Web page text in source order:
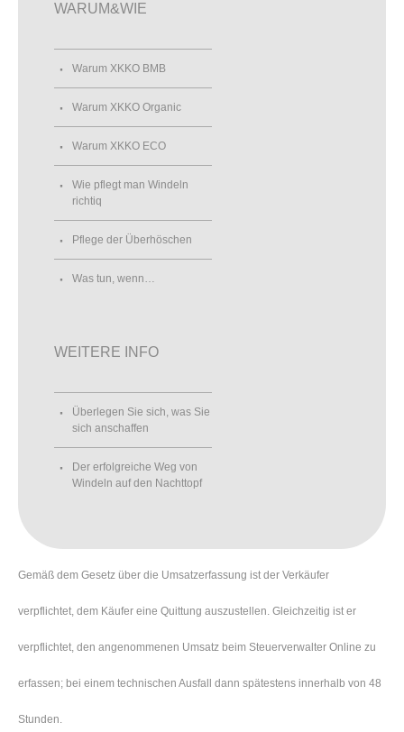
WARUM&WIE
Warum XKKO BMB
Warum XKKO Organic
Warum XKKO ECO
Wie pflegt man Windeln
richtiq
Pflege der Überhöschen
Was tun, wenn…
WEITERE INFO
Überlegen Sie sich, was Sie
sich anschaffen
Der erfolgreiche Weg von
Windeln auf den Nachttopf
Gemäß dem Gesetz über die Umsatzerfassung ist der Verkäufer
verpflichtet, dem Käufer eine Quittung auszustellen. Gleichzeitig ist er
verpflichtet, den angenommenen Umsatz beim Steuerverwalter Online zu
erfassen; bei einem technischen Ausfall dann spätestens innerhalb von 48
Stunden.